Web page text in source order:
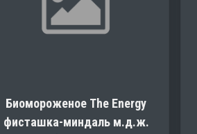
Биомороженое The Energy
фисташка-миндаль м.д.ж.